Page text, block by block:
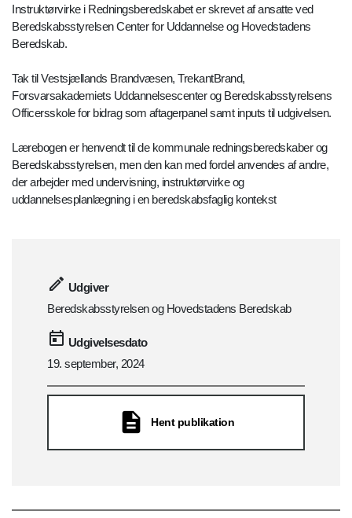
Instruktørvirke i Redningsberedskabet er skrevet af ansatte ved
Beredskabsstyrelsen Center for Uddannelse og Hovedstadens
Beredskab.
Tak til Vestsjællands Brandvæsen, TrekantBrand,
Forsvarsakademiets Uddannelsescenter og Beredskabsstyrelsens
Officersskole for bidrag som aftagerpanel samt inputs til udgivelsen.
Lærebogen er henvendt til de kommunale redningsberedskaber og
Beredskabsstyrelsen, men den kan med fordel anvendes af andre,
der arbejder med undervisning, instruktørvirke og
uddannelsesplanlægning i en beredskabsfaglig kontekst
Udgiver
Beredskabsstyrelsen og Hovedstadens Beredskab
Udgivelsesdato
19. september, 2024
Hent publikation